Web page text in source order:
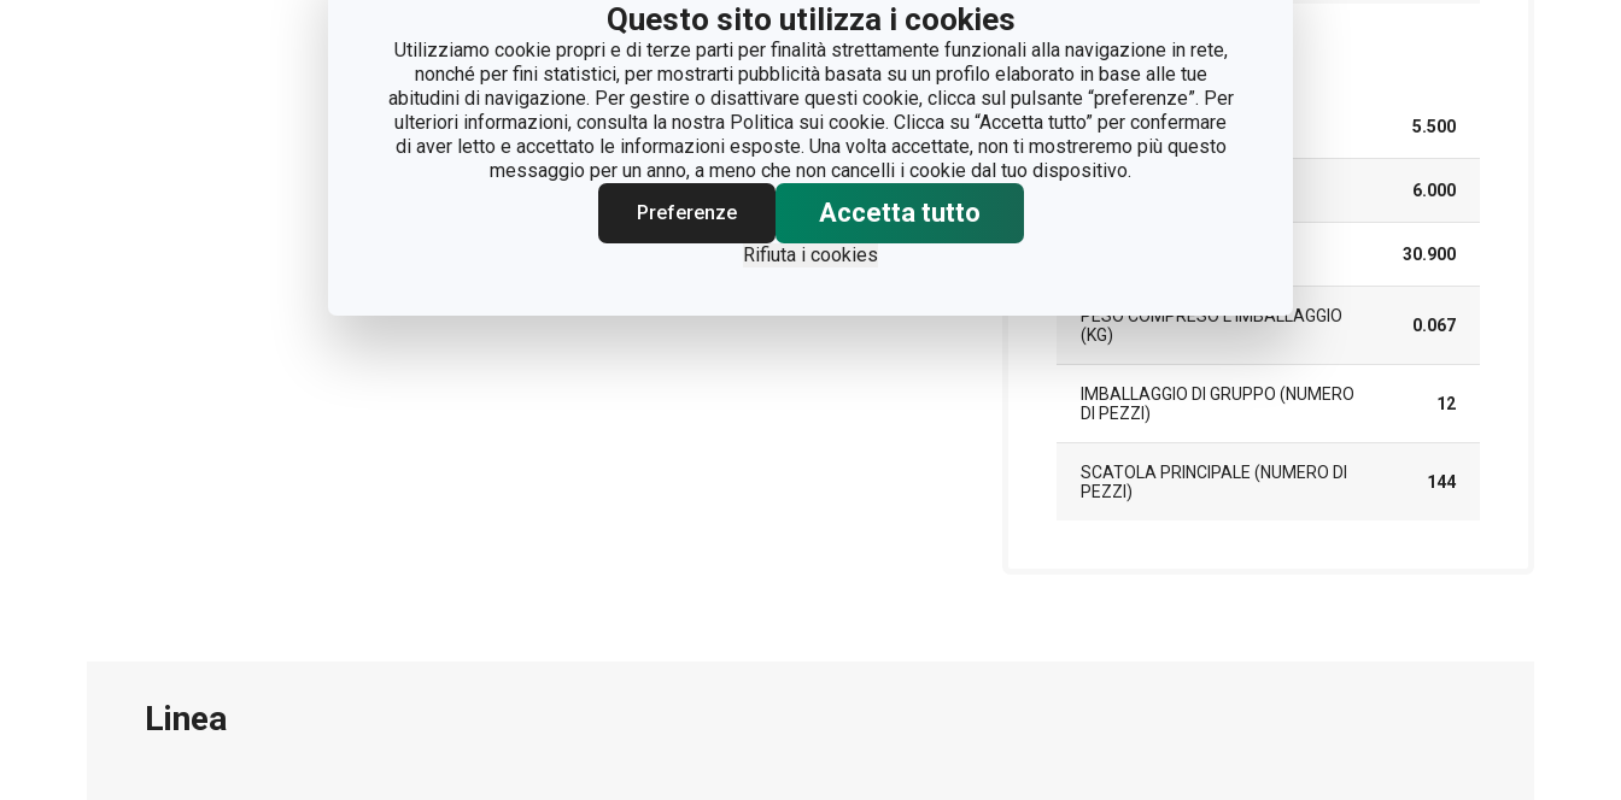
Questo sito utilizza i cookies
Utilizziamo cookie propri e di terze parti per finalità strettamente funzionali alla navigazione in rete,
nonché per fini statistici, per mostrarti pubblicità basata su un profilo elaborato in base alle tue
abitudini di navigazione. Per gestire o disattivare questi cookie, clicca sul pulsante “preferenze”. Per
ulteriori informazioni, consulta la nostra Politica sui cookie. Clicca su “Accetta tutto” per confermare
di aver letto e accettato le informazioni esposte. Una volta accettate, non ti mostreremo più questo
messaggio per un anno, a meno che non cancelli i cookie dal tuo dispositivo.
Preferenze
Accetta tutto
Rifiuta i cookies
Pacchetto
LARGHEZZA (CM) 5.500
6.000
30.900
PESO COMPRESO L'IMBALLAGGIO
(KG)
0.067
IMBALLAGGIO DI GRUPPO (NUMERO
DI PEZZI)
12
SCATOLA PRINCIPALE (NUMERO DI
PEZZI)
144
Linea